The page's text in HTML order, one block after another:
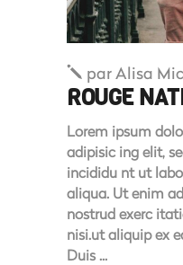
parAlisa
ROUGE
Lorem ipsum
adipisic ing elit,
incididu nt ut
aliqua. Ut enim
nostrud exerc
nisi.ut aliquip ex
Duis